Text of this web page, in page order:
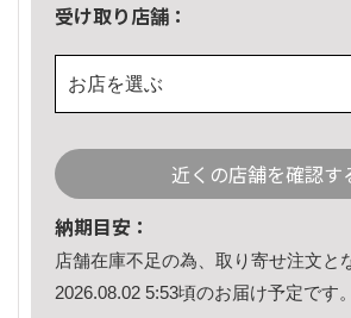
受け取り店舗：
お店を選ぶ
近くの店舗を確認す
納期目安：
店舗在庫不足の為、取り寄せ注文と
2026.08.02 5:53頃のお届け予定です。